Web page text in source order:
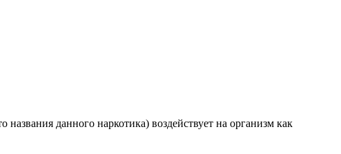
данного наркотика) воздействует на организм как